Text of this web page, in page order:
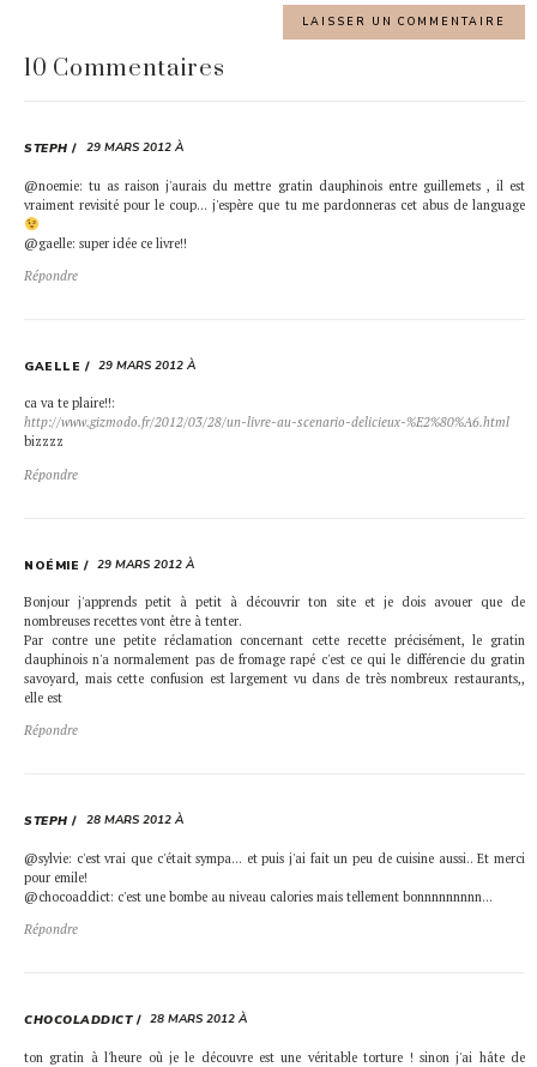
10 Commentaires
STEPH 29 MARS 2012 À
@noemie: tu as raison j'aurais du mettre gratin dauphinois entre guillemets , il est
vraiment revisité pour le coup… j'espère que tu me pardonneras cet abus de language
@gaelle: super idée ce livre!!
Répondre
GAELLE 29 MARS 2012 À
ca va te plaire!!:
http://www.gizmodo.fr/2012/03/28/un-livre-au-scenario-delicieux-%E2%80%A6.html
bizzzz
Répondre
NOÉMIE 29 MARS 2012 À
Bonjour j'apprends petit à petit à découvrir ton site et je dois avouer que de
nombreuses recettes vont être à tenter.
Par contre une petite réclamation concernant cette recette précisément, le gratin
dauphinois n'a normalement pas de fromage rapé c'est ce qui le différencie du gratin
savoyard, mais cette confusion est largement vu dans de très nombreux restaurants,,
elle est
Répondre
STEPH 28 MARS 2012 À
@sylvie: c'est vrai que c'était sympa… et puis j'ai fait un peu de cuisine aussi.. Et merci
pour emile!
@chocoaddict: c'est une bombe au niveau calories mais tellement bonnnnnnnnn…
Répondre
CHOCOLADDICT 28 MARS 2012 À
ton gratin à l'heure où je le découvre est une véritable torture ! sinon j'ai hâte de